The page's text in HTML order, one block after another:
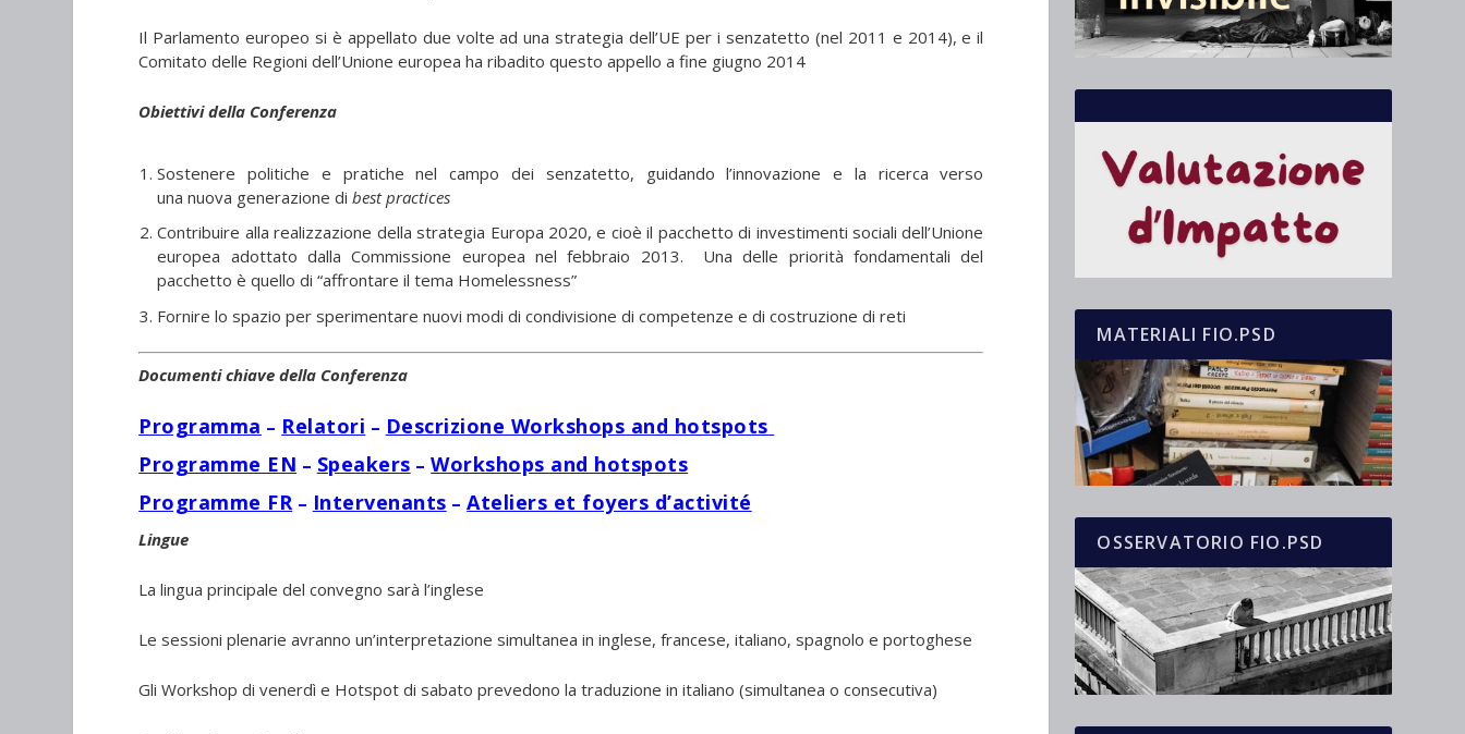
Il Parlamento europeo si è appellato due volte ad una strategia dell’UE per i senzatetto (nel 2011 e 2014), e il
Comitato delle Regioni dell’Unione europea ha ribadito questo appello a fine giugno 2014
Obiettivi della Conferenza
Sostenere politiche e pratiche nel campo dei senzatetto, guidando l’innovazione e la ricerca verso
una nuova generazione dibest practices
Contribuire alla realizzazione della strategia Europa 2020, e cioè il pacchetto di investimenti sociali dell’Unione
europea adottato dalla Commissione europea nel febbraio 2013. Una delle priorità fondamentali del
pacchetto è quello di “affrontare il tema Homelessness”
Fornire lo spazio per sperimentare nuovi modi di condivisione di competenze e di costruzione di reti
Documenti chiave della Conferenza
Programma – Relatori – Descrizione Workshops and hotspots
Programme EN – Speakers –Workshops and hotspots
Programme FR– Intervenants –Ateliers et foyers d’activité
Lingue
La lingua principale del convegno sarà l’inglese
Le sessioni plenarie avranno un’interpretazione simultanea in inglese, francese, italiano, spagnolo e portoghese
Gli Workshop di venerdì e Hotspot di sabato prevedono latraduzione in italiano(simultanea o consecutiva)
MATERIALI FIO.PSD
OSSERVATORIO FIO.PSD